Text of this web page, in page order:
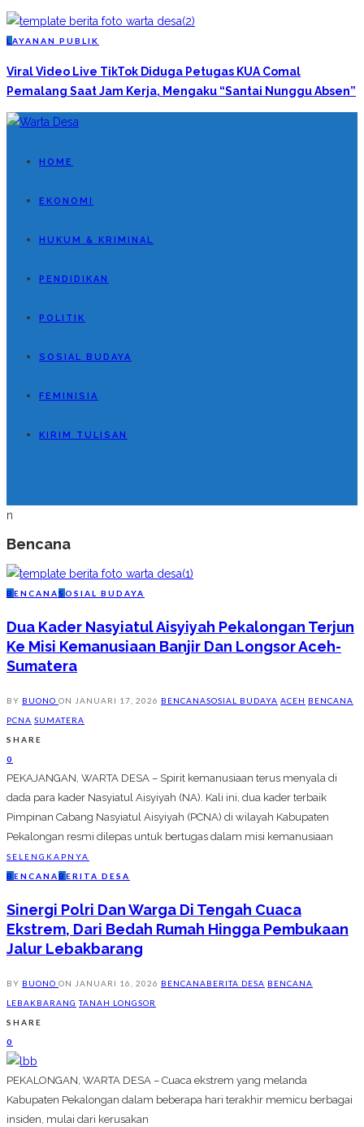
L AYANAN PUBLIK
Viral Video Live TikTok Diduga Petugas KUA Comal
Pemalang Saat Jam Kerja, Mengaku “Santai Nunggu Absen”
HOME
EKONOMI
HUKUM & KRIMINAL
PENDIDIKAN
POLITIK
SOSIAL BUDAYA
FEMINISIA
KIRIM TULISAN
n
Bencana
B ENCANAS OSIAL BUDAYA
Dua Kader Nasyiatul Aisyiyah Pekalongan Terjun
Ke Misi Kemanusiaan Banjir Dan Longsor Aceh-
Sumatera
BY BUONO ON JANUARI 17, 2026 BENCANASOSIAL BUDAYA ACEH BENCANA
PCNA SUMATERA
SHARE
0
PEKAJANGAN, WARTA DESA – Spirit kemanusiaan terus menyala di
dada para kader Nasyiatul Aisyiyah (NA). Kali ini, dua kader terbaik
Pimpinan Cabang Nasyiatul Aisyiyah (PCNA) di wilayah Kabupaten
Pekalongan resmi dilepas untuk bertugas dalam misi kemanusiaan
SELENGKAPNYA
B ENCANAB ERITA DESA
Sinergi Polri Dan Warga Di Tengah Cuaca
Ekstrem, Dari Bedah Rumah Hingga Pembukaan
Jalur Lebakbarang
BY BUONO ON JANUARI 16, 2026 BENCANABERITA DESA BENCANA
LEBAKBARANG TANAH LONGSOR
SHARE
0
PEKALONGAN, WARTA DESA – Cuaca ekstrem yang melanda
Kabupaten Pekalongan dalam beberapa hari terakhir memicu berbagai
insiden, mulai dari kerusakan